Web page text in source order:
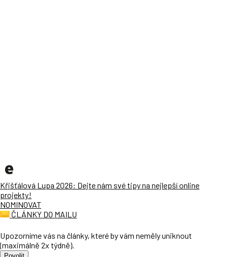
Křišťálová Lupa 2026: Dejte nám své tipy na nejlepší online
projekty!
NOMINOVAT
ČLÁNKY DO MAILU
Upozorníme vás na články, které by vám neměly uniknout
(maximálně 2x týdně).